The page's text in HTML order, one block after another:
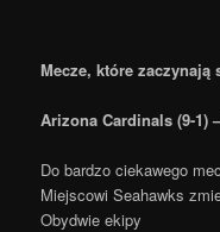
Mecze, które zaczynają
Arizona Cardinals (9-1)
Do bardzo ciekawego
Miejscowi Seahawks
Obydwie ekipy